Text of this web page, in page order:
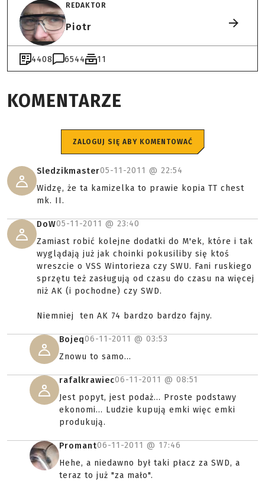
REDAKTOR
Piotr
4408 6544 11
KOMENTARZE
ZALOGUJ SIĘ ABY KOMENTOWAĆ
Sledzikmaster05-11-2011 @ 22:54
Widzę, że ta kamizelka to prawie kopia TT chest
mk. II.
DoW05-11-2011 @ 23:40
Zamiast robić kolejne dodatki do M'ek, które i tak
wyglądają już jak choinki pokusiliby się ktoś
wreszcie o VSS Wintorieza czy SWU. Fani ruskiego
sprzętu też zasługują od czasu do czasu na więcej
niż AK (i pochodne) czy SWD.
Niemniej ten AK 74 bardzo bardzo fajny.
Bojeq06-11-2011 @ 03:53
Znowu to samo...
rafalkrawiec06-11-2011 @ 08:51
Jest popyt, jest podaż... Proste podstawy
ekonomi... Ludzie kupują emki więc emki
produkują.
Promant06-11-2011 @ 17:46
Hehe, a niedawno był taki płacz za SWD, a
teraz to już "za mało".